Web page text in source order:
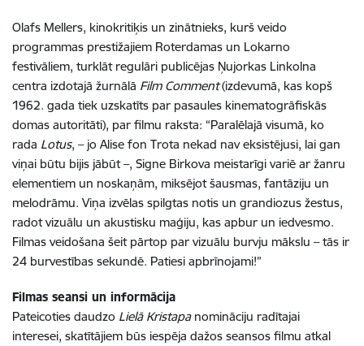
Olafs Mellers, kinokritiķis un zinātnieks, kurš veido
programmas prestižajiem Roterdamas un Lokarno
festivāliem, turklāt regulāri publicējas Ņujorkas Linkolna
centra izdotajā žurnālā Film Comment(izdevumā, kas kopš
1962. gada tiek uzskatīts par pasaules kinematogrāfiskās
domas autoritāti), par filmu raksta: “Paralēlajā visumā, ko
rada Lotus, – jo Alise fon Trota nekad nav eksistējusi, lai gan
viņai būtu bijis jābūt–, Signe Birkova meistarīgi variē ar žanru
elementiem un noskaņām, miksējot šausmas, fantāziju un
melodrāmu. Viņa izvēlas spilgtas notis un grandiozus žestus,
radot vizuālu un akustisku maģiju, kas apbur un iedvesmo.
Filmas veidošana šeit pārtop par vizuālu burvju mākslu – tās ir
24 burvestības sekundē. Patiesi apbrīnojami!”
Filmas seansi un informācija
Pateicoties daudzo Lielā Kristapa nomināciju radītajai
interesei, skatītājiem būs iespēja dažos seansos filmu atkal